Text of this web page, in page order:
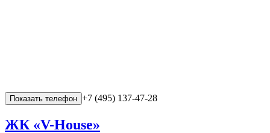
Показать телефон +7 (495) 137-47-28
ЖК «V-House»